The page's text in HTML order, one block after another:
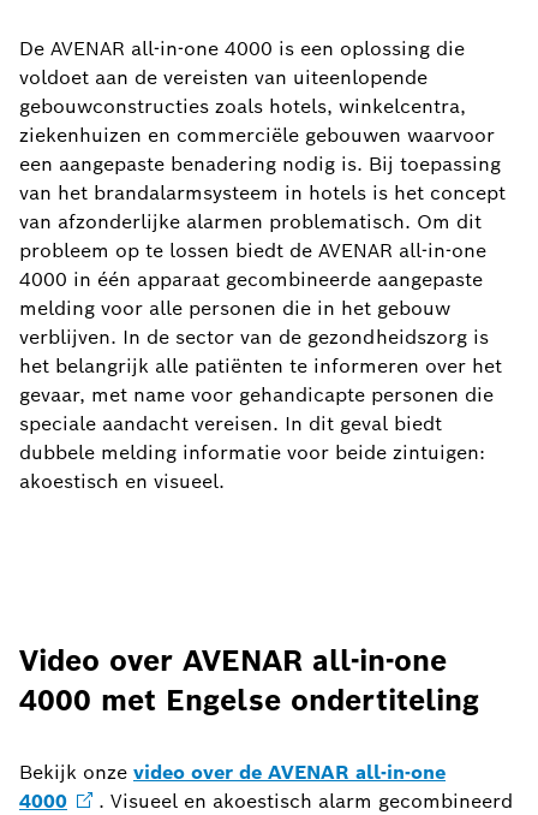
De AVENAR all-in-one 4000 is een oplossing die
voldoet aan de vereisten van uiteenlopende
gebouwconstructies zoals hotels, winkelcentra,
ziekenhuizen en commerciële gebouwen waarvoor
een aangepaste benadering nodig is. Bij toepassing
van het brandalarmsysteem in hotels is het concept
van afzonderlijke alarmen problematisch. Om dit
probleem op te lossen biedt de AVENAR all-in-one
4000 in één apparaat gecombineerde aangepaste
melding voor alle personen die in het gebouw
verblijven. In de sector van de gezondheidszorg is
het belangrijk alle patiënten te informeren over het
gevaar, met name voor gehandicapte personen die
speciale aandacht vereisen. In dit geval biedt
dubbele melding informatie voor beide zintuigen:
akoestisch en visueel.
Video over AVENAR all-in-one
4000 met Engelse ondertiteling
Bekijk onze video over de AVENAR all-in-one
4000
. Visueel en akoestisch alarm gecombineerd